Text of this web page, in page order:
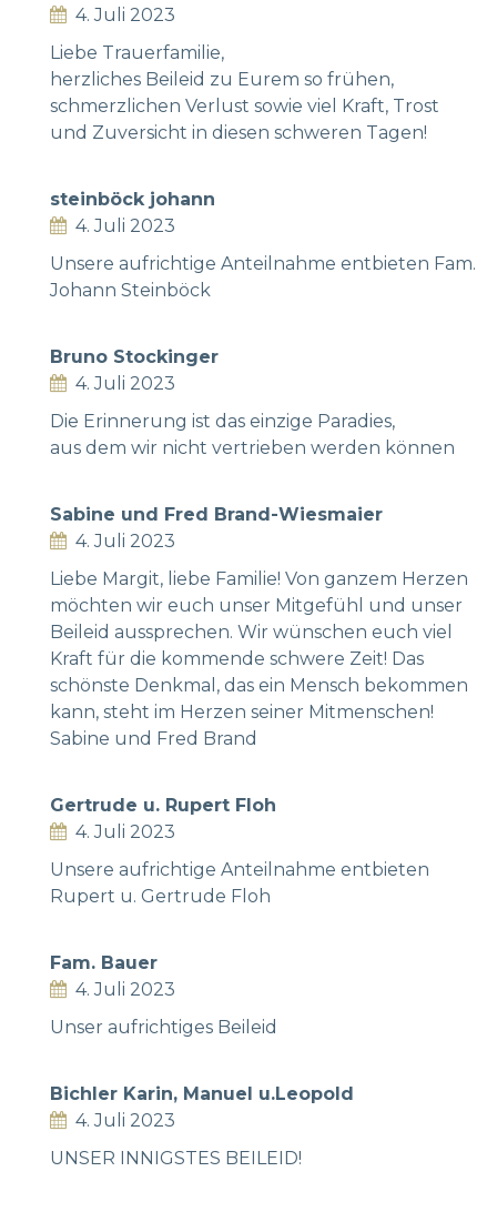
4. Juli 2023
Liebe Trauerfamilie,
herzliches Beileid zu Eurem so frühen,
schmerzlichen Verlust sowie viel Kraft, Trost
und Zuversicht in diesen schweren Tagen!
steinböck johann
4. Juli 2023
Unsere aufrichtige Anteilnahme entbieten Fam.
Johann Steinböck
Bruno Stockinger
4. Juli 2023
Die Erinnerung ist das einzige Paradies,
aus dem wir nicht vertrieben werden können
Sabine und Fred Brand-Wiesmaier
4. Juli 2023
Liebe Margit, liebe Familie! Von ganzem Herzen
möchten wir euch unser Mitgefühl und unser
Beileid aussprechen. Wir wünschen euch viel
Kraft für die kommende schwere Zeit! Das
schönste Denkmal, das ein Mensch bekommen
kann, steht im Herzen seiner Mitmenschen!
Sabine und Fred Brand
Gertrude u. Rupert Floh
4. Juli 2023
Unsere aufrichtige Anteilnahme entbieten
Rupert u. Gertrude Floh
Fam. Bauer
4. Juli 2023
Unser aufrichtiges Beileid
Bichler Karin, Manuel u.Leopold
4. Juli 2023
UNSER INNIGSTES BEILEID!